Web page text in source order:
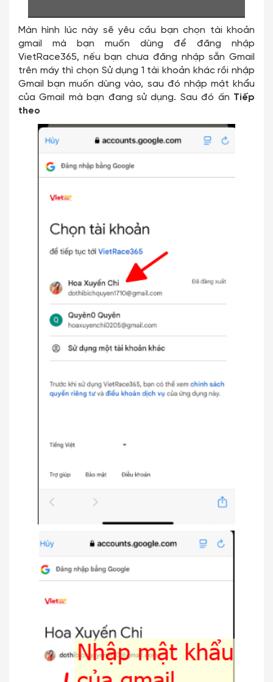
Màn hình lúc này sẽ yêu cầu bạn chọn tài khoản
gmail mà bạn muốn dùng để đăng nhập
VietRace365, nếu bạn chưa đăng nhập sẵn Gmail
trên máy thì chọn Sử dụng 1 tài khoản khác rồi nhập
Gmail bạn muốn dùng vào, sau đó nhập mật khẩu
của Gmail mà bạn đang sử dụng. Sau đó ấn Tiếp
theo